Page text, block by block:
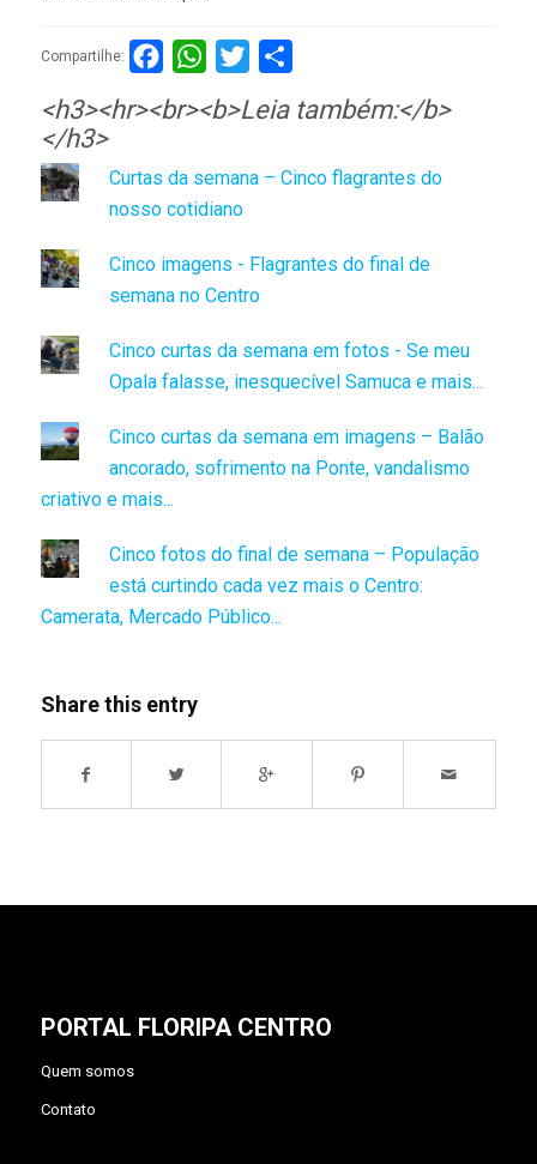
Compartilhe: FacebookWhatsApp
Twitter
<h3><hr><br><b>Leia também:</b>
</h3>
Curtas da semana – Cinco flagrantes do
nosso cotidiano
Cinco imagens - Flagrantes do final de
semana no Centro
Cinco curtas da semana em fotos - Se meu
Opala falasse, inesquecível Samuca e mais...
Cinco curtas da semana em imagens – Balão
ancorado, sofrimento na Ponte, vandalismo
criativo e mais...
Cinco fotos do final de semana – População
está curtindo cada vez mais o Centro:
Camerata, Mercado Público...
Share this entry
PORTAL FLORIPA CENTRO
Quem somos
Contato